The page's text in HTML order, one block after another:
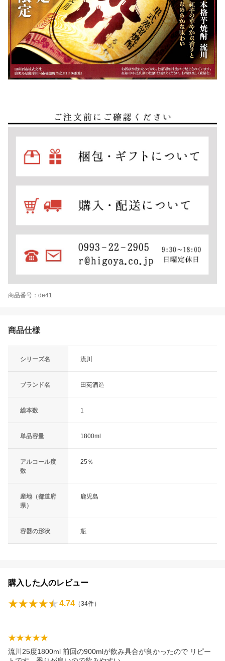
商品番号：de41
商品仕様
シリーズ名 流川
ブランド名 田苑酒造
総本数 1
単品容量 1800ml
アルコール度
数
25％
産地（都道府
県）
鹿児島
容器の形状 瓶
購入した人のレビュー
4.74 （34件）
流川25度1800ml 前回の900mlが飲み具合が良かったので リピー